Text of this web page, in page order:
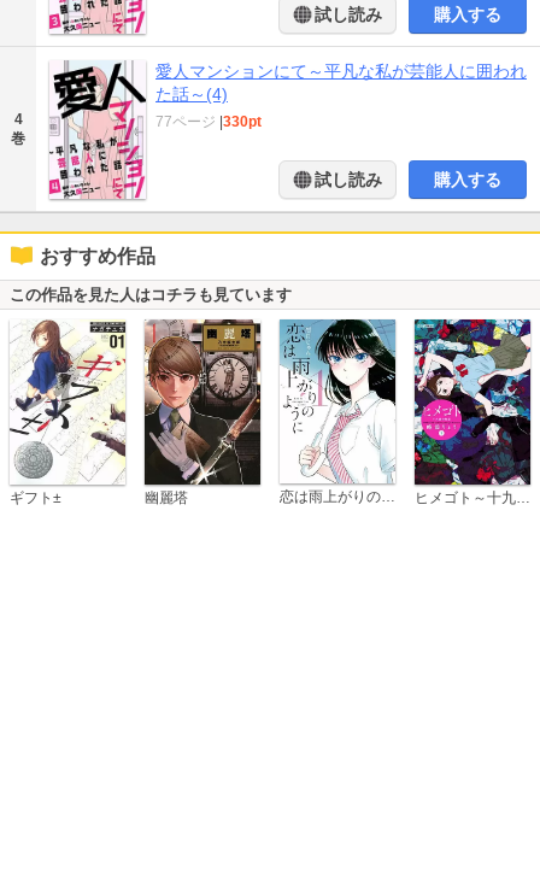
試し読み 購入する
4
巻
愛人マンションにて～平凡な私が芸能人に囲われ
た話～(4)
77ページ 330pt
試し読み 購入する
おすすめ作品
この作品を見た人はコチラも見ています
ギフト± 幽麗塔 恋は雨上がりのように